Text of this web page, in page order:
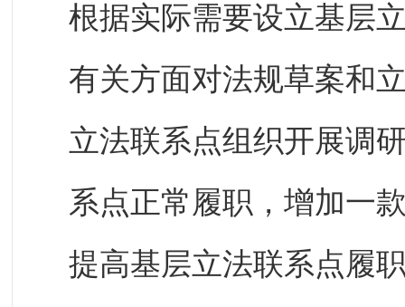
根据实际需要设立基层
有关方面对法规草案和
立法联系点组织开展调
系点正常履职，增加一
提高基层立法联系点履